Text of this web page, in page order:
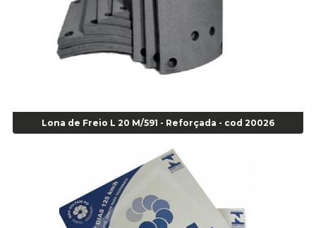
Super Bonder 60 segundos 20 grs - cod 03640
Agulha Escariadora Passeio - Cod 02978
Agulha Escariadora/ Alargadora Caminhão - COD. 02342
Agulha Inserto Pneu s/ câmara - Caminhão - Cod 01909
Agulha para Aplicação Vipstem- Vipal - Cod 02558
Alicate Anéis Interno Reto 3.3/8 pol x 6.1/2 pol - cod 00977
Alicate Bico Curvo - Cod 01781
Alicate Bico Reto - Cod 02804
Lona de Freio L 20 M/591 - Reforçada - cod 20026